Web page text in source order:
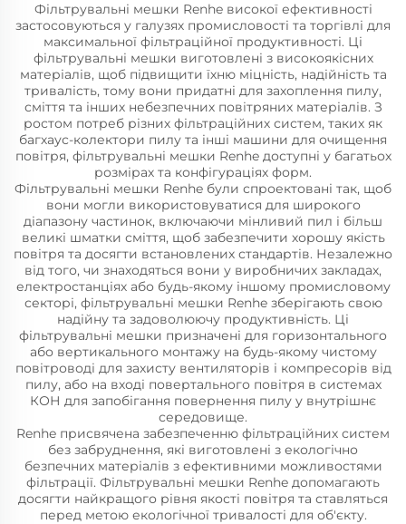
Фільтрувальні мешки Renhe високої ефективності
застосовуються у галузях промисловості та торгівлі для
максимальної фільтраційної продуктивності. Ці
фільтрувальні мешки виготовлені з високоякісних
матеріалів, щоб підвищити їхню міцність, надійність та
тривалість, тому вони придатні для захоплення пилу,
сміття та інших небезпечних повітряних матеріалів. З
ростом потреб різних фільтраційних систем, таких як
багхаус-колектори пилу та інші машини для очищення
повітря, фільтрувальні мешки Renhe доступні у багатьох
розмірах та конфігураціях форм.
Фільтрувальні мешки Renhe були спроектовані так, щоб
вони могли використовуватися для широкого
діапазону частинок, включаючи мінливий пил і більш
великі шматки сміття, щоб забезпечити хорошу якість
повітря та досягти встановлених стандартів. Незалежно
від того, чи знаходяться вони у виробничих закладах,
електростанціях або будь-якому іншому промисловому
секторі, фільтрувальні мешки Renhe зберігають свою
надійну та задоволюючу продуктивність. Ці
фільтрувальні мешки призначені для горизонтального
або вертикального монтажу на будь-якому чистому
повітроводі для захисту вентиляторів і компресорів від
пилу, або на вході повертального повітря в системах
КОН для запобігання повернення пилу у внутрішнє
середовище.
Renhe присвячена забезпеченню фільтраційних систем
без забруднення, які виготовлені з екологічно
безпечних матеріалів з ефективними можливостями
фільтрації. Фільтрувальні мешки Renhe допомагають
досягти найкращого рівня якості повітря та ставляться
перед метою екологічної тривалості для об'єкту.